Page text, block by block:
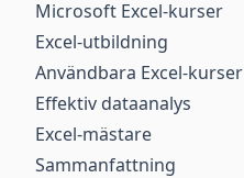
Microsoft Excel-kurser
Excel-utbildning
Användbara Excel-kurser
Effektiv dataanalys
Excel-mästare
Sammanfattning